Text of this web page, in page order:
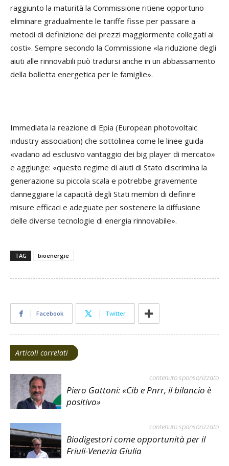
raggiunto la maturità la Commissione ritiene opportuno
eliminare gradualmente le tariffe fisse per passare a
metodi di definizione dei prezzi maggiormente collegati ai
costi». Sempre secondo la Commissione «la riduzione degli
aiuti alle rinnovabili può tradursi anche in un abbassamento
della bolletta energetica per le famiglie».
Immediata la reazione di Epia (European photovoltaic
industry association) che sottolinea come le linee guida
«vadano ad esclusivo vantaggio dei big player di mercato»
e aggiunge: «questo regime di aiuti di Stato discrimina la
generazione su piccola scala e potrebbe gravemente
danneggiare la capacità degli Stati membri di definire
misure efficaci e adeguate per sostenere la diffusione
delle diverse tecnologie di energia rinnovabile».
TAG bioenergie
Facebook Twitter
Articoli correlati
contenuto sponsorizzato
Piero Gattoni: «Cib e Pnrr, il bilancio è
positivo»
contenuto sponsorizzato
Biodigestori come opportunità per il
Friuli-Venezia Giulia